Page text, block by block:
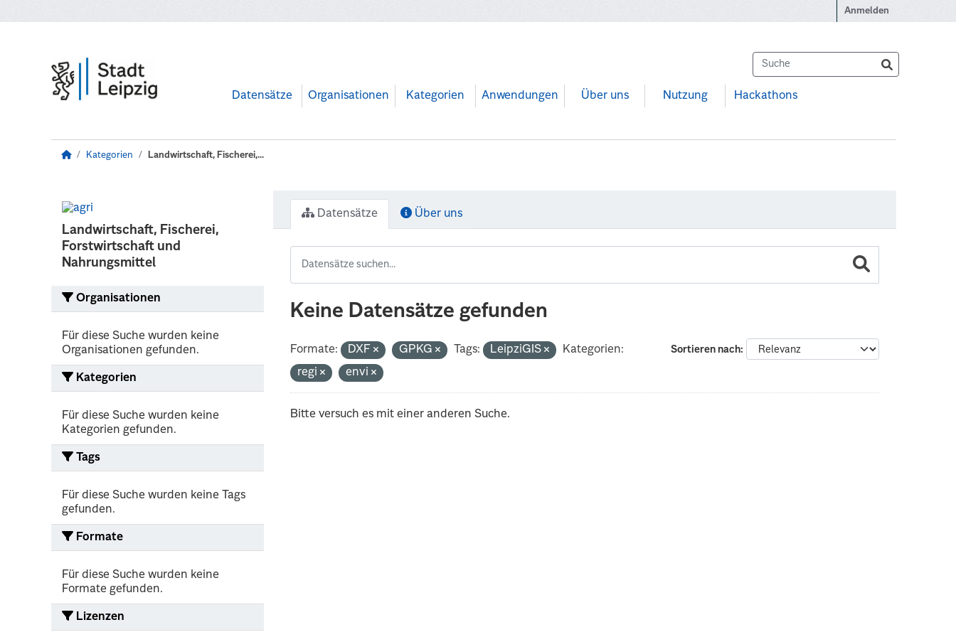
Anmelden
Datensätze Organisationen Kategorien Anwendungen Über uns Nutzung Hackathons
Kategorien Landwirtschaft, Fischerei,...
Landwirtschaft, Fischerei,
Forstwirtschaft und
Nahrungsmittel
Organisationen
Für diese Suche wurden keine
Organisationen gefunden.
Kategorien
Für diese Suche wurden keine
Kategorien gefunden.
Tags
Für diese Suche wurden keine Tags
gefunden.
Formate
Für diese Suche wurden keine
Formate gefunden.
Lizenzen
Datensätze Über uns
Keine Datensätze gefunden
Sortieren nach
Formate: DXF GPKG Tags: LeipziGIS
Kategorien:
regi
envi
Bitte versuch es mit einer anderen Suche.